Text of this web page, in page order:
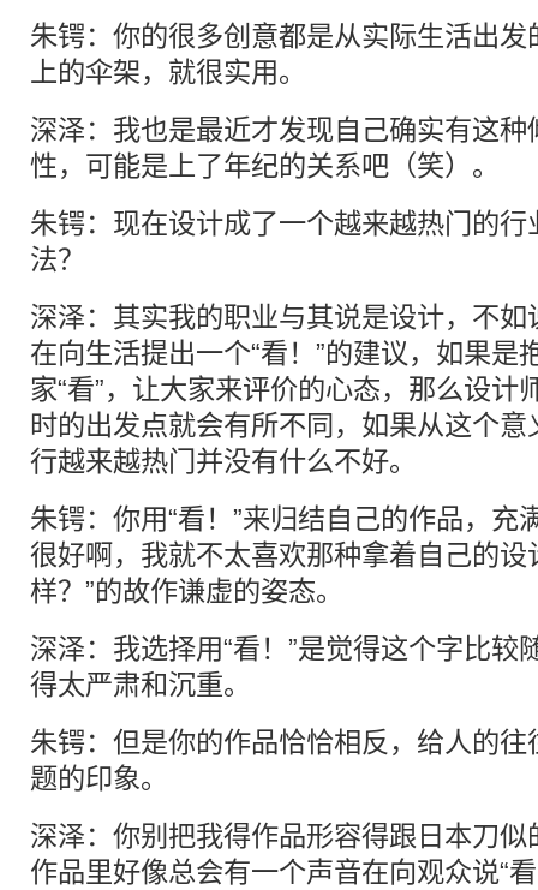
朱锷：你的很多创意都是从实际生活出
上的伞架，就很实用。
深泽：我也是最近才发现自己确实有这
性，可能是上了年纪的关系吧（笑）。
朱锷：现在设计成了一个越来越热门的
法？
深泽：其实我的职业与其说是设计，不
在向生活提出一个“看！”的建议，如果是
家“看”，让大家来评价的心态，那么设计
时的出发点就会有所不同，如果从这个
行越来越热门并没有什么不好。
朱锷：你用“看！”来归结自己的作品，充
很好啊，我就不太喜欢那种拿着自己的设
样？”的故作谦虚的姿态。
深泽：我选择用“看！”是觉得这个字比较
得太严肃和沉重。
朱锷：但是你的作品恰恰相反，给人的
题的印象。
深泽：你别把我得作品形容得跟日本刀
作品里好像总会有一个声音在向观众说“